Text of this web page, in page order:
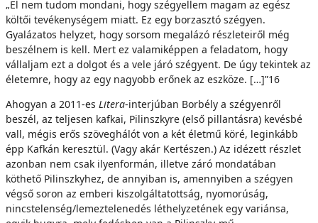
„El nem tudom mondani, hogy szégyellem magam az egész
költői tevékenységem miatt. Ez egy borzasztó szégyen.
Gyalázatos helyzet, hogy sorsom megalázó részleteiről még
beszélnem is kell. Mert ez valamiképpen a feladatom, hogy
vállaljam ezt a dolgot és a vele járó szégyent. De úgy tekintek az
életemre, hogy az egy nagyobb erőnek az eszköze. […]”16
Ahogyan a 2011-es Litera-interjúban Borbély a szégyenről
beszél, az teljesen kafkai, Pilinszkyre (első pillantásra) kevésbé
vall, mégis erős szöveghálót von a két életmű köré, leginkább
épp Kafkán keresztül. (Vagy akár Kertészen.) Az idézett részlet
azonban nem csak ilyenformán, illetve záró mondatában
köthető Pilinszkyhez, de annyiban is, amennyiben a szégyen
végső soron az emberi kiszolgáltatottság, nyomorúság,
nincstelenség/lemeztelenedés léthelyzetének egy variánsa,